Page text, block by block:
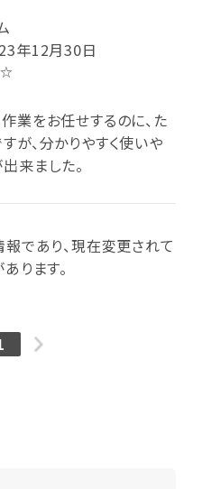
年12月30日
☆
業をお任せするのに、た
が、分かりやすく使いや
来ました。
であり、現在変更されて
ります。